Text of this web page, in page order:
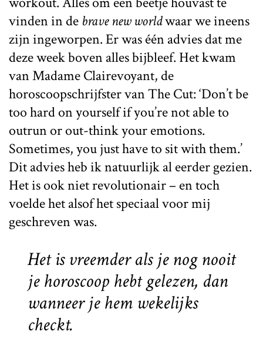
vinden in de brave new worldwaar we ineens
zijn ingeworpen. Er was één advies dat me
deze week boven alles bijbleef. Het kwam
van Madame Clairevoyant, de
horoscoopschrijfster van The Cut: ‘Don’t be
too hard on yourself if you’re not able to
outrun or out-think your emotions.
Sometimes, you just have to sit with them.’
Dit advies heb ik natuurlijk al eerder gezien.
Het is ook niet revolutionair – en toch
voelde het alsof het speciaal voor mij
geschreven was.
Het is vreemder als je nog nooit
je horoscoop hebt gelezen, dan
wanneer je hem wekelijks
checkt.